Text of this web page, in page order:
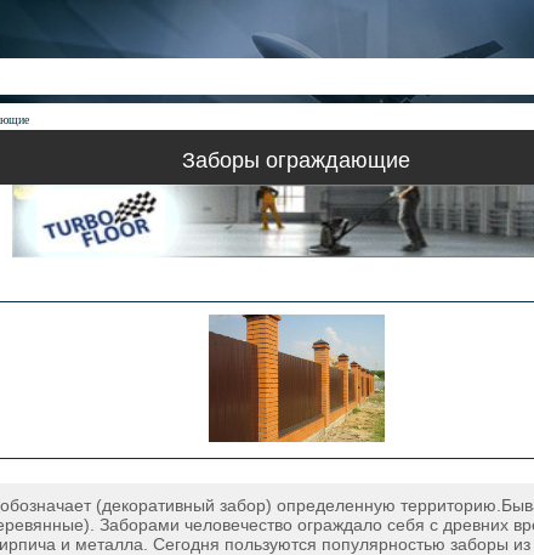
Заборы ограждающие
(декоративный забор) определенную
Заборами человечество ограждало себя с древних
и металла. Сегодня пользуются популярностью заборы